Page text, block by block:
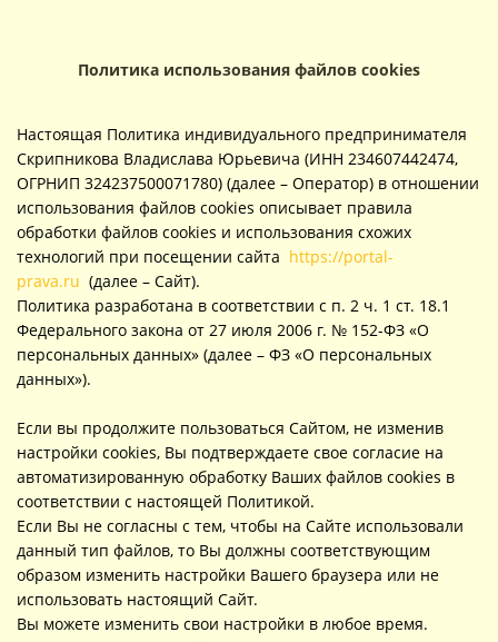
Политика использования файлов cookies
Настоящая Политика индивидуального предпринимателя
Скрипникова Владислава Юрьевича (ИНН 234607442474,
ОГРНИП 324237500071780) (далее – Оператор) в отношении
использования файлов cookies описывает правила
обработки файлов cookies и использования схожих
технологий при посещении сайта https://portal-
prava.ru (далее – Сайт).
Политика разработана в соответствии с п. 2 ч. 1 ст. 18.1
Федерального закона от 27 июля 2006 г. № 152-ФЗ «О
персональных данных» (далее – ФЗ «О персональных
данных»).
Если вы продолжите пользоваться Сайтом, не изменив
настройки cookies, Вы подтверждаете свое согласие на
автоматизированную обработку Ваших файлов cookies в
соответствии с настоящей Политикой.
Если Вы не согласны с тем, чтобы на Сайте использовали
данный тип файлов, то Вы должны соответствующим
образом изменить настройки Вашего браузера или не
использовать настоящий Сайт.
Вы можете изменить свои настройки в любое время.